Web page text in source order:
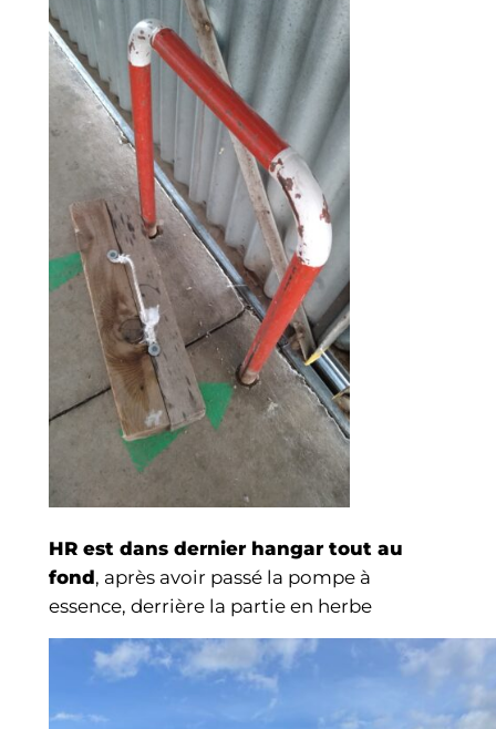
HR est dans dernier hangar tout au
fond, après avoir passé la pompe à
essence, derrière la partie en herbe